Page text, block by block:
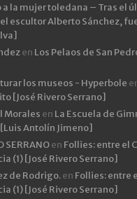
la mujer toledana – Tras el
escultor Alberto Sánchez,
en Los Pelaos de San
los museos - Hyperbole
[José Rivero Serrano]
Morales en La Escuela de
Antolín Jimeno]
SERRANOen Follies: entre el
(1) [José Rivero Serrano]
de Rodrigo.en Follies: entre
(1) [José Rivero Serrano]